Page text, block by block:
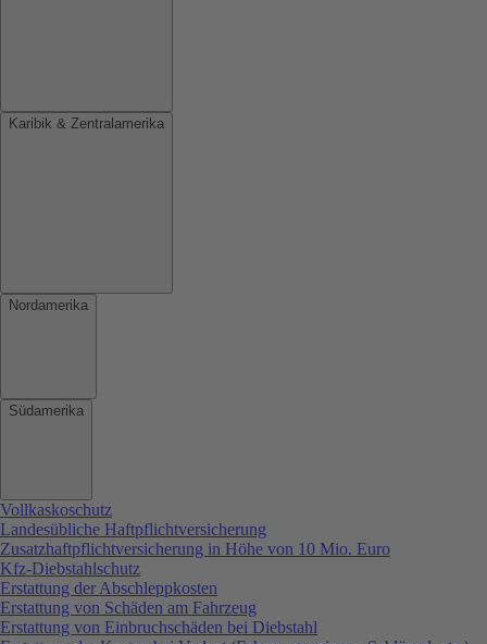
Karibik & Zentralamerika
Nordamerika
Südamerika
Vollkaskoschutz
Landesübliche Haftpflichtversicherung
Zusatzhaftpflichtversicherung in Höhe von 10 Mio. Euro
Kfz-Diebstahlschutz
Erstattung der Abschleppkosten
Erstattung von Schäden am Fahrzeug
Erstattung von Einbruchschäden bei Diebstahl